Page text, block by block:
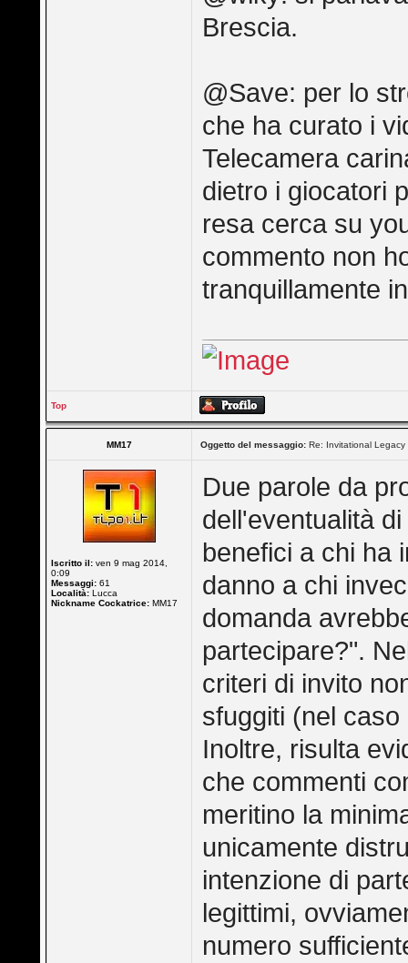
Brescia.
@Save: per lo
che ha curato i
Telecamera
dietro i giocatori
resa cerca su
commento non
tranquillamente
Top
MM17 Oggetto del messaggio: Re: Invitational Legacy
Iscritto il: ven 9 mag 2014,
0:09
Messaggi: 61
Località: Lucca
Nickname Cockatrice: MM17
Due parole da
dell'eventualità
benefici a chi ha
danno a chi
domanda
partecipare?".
criteri di invito
sfuggiti (nel
Inoltre, risulta
che commenti
meritino la
unicamente
intenzione di
legittimi,
numero